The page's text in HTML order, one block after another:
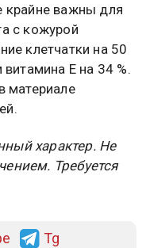
крайне важны для
с кожурой
клетчатки на 50
Е на 34 %.
в материале
характер. Не
Требуется
Tg